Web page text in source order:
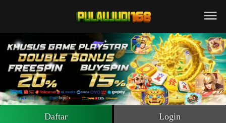
Live Casino
Sportsbook
Arcade
Daftar Login